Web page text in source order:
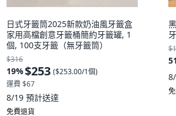
日式牙籤筒2025新款奶油風牙籤盒
家用高檔創意牙籤桶簡約牙籤罐, 1
個, 100支牙籤（無牙籤筒）
$316
19%$253 ($253.00/1個)
運費 $67
8/19 預計送達
免費退貨
51